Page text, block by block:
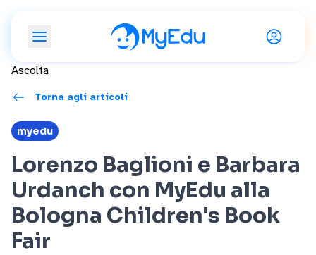
Ascolta
Torna agli articoli
myedu
Lorenzo Baglioni e Barbara
Urdanch con MyEdu alla
Bologna Children's Book
Fair